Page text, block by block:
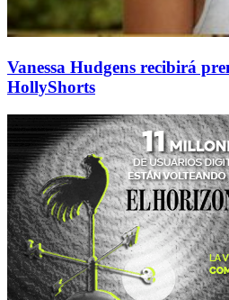
Vanessa Hudgens recibirá
HollyShorts